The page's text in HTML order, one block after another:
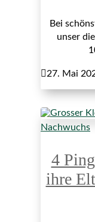
Bei
unser
27. Mai
Nachwuchs
4
ihre